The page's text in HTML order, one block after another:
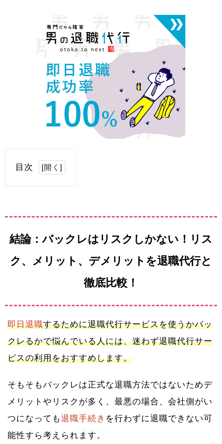
目次 [開く ]
結論：バックレはリスクしかない！リス
ク、メリット、デメリットを退職代行と
徹底比較！
即日退職するために退職代行サービスを使うかバッ
クレるかで悩んでいる人には、迷わず退職代行サー
ビスの利用をおすすめします。
そもそもバックレは正式な退職方法ではないためデ
メリットやリスクが多く、最悪の場合、会社側がい
つになっても退職手続き を行わずに退職できない可
能性すら考えられます。